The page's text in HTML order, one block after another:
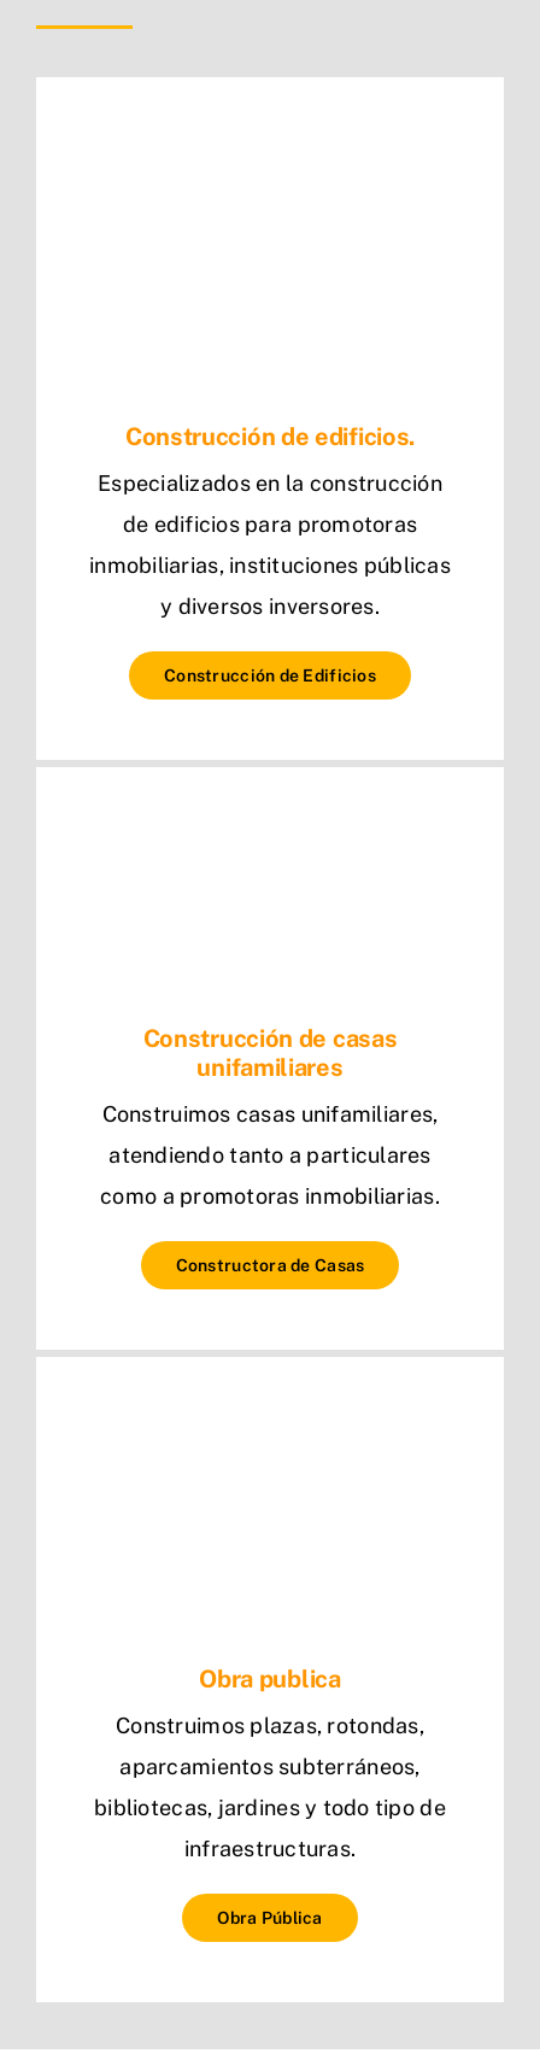
Construcción de edificios.
Especializados en la construcción
de edificios para promotoras
inmobiliarias, instituciones públicas
y diversos inversores.
Construcción de Edificios
Construcción de casas
unifamiliares
Construimos casas unifamiliares,
atendiendo tanto a particulares
como a promotoras inmobiliarias.
Constructora de Casas
Obra publica
Construimos plazas, rotondas,
aparcamientos subterráneos,
bibliotecas, jardines y todo tipo de
infraestructuras.
Obra Pública